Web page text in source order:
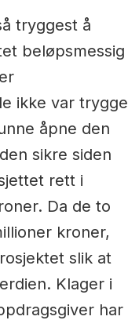
tryggest å
beløpsmessig
ikke var trygge
åpne den
sikre siden
rett i
Da de to
kroner,
slik at
Klager i
har